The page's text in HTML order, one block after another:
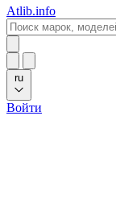
Atlib.info
ru
Войти